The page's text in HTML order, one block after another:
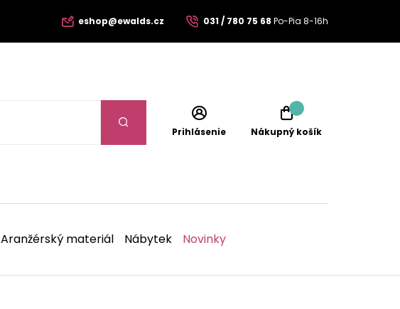
eshop@ewalds.cz 031 / 780 75 68 Po-Pia 8-16h
Prihlásenie Nákupný košík
Aranžérský materiál Nábytek Novinky